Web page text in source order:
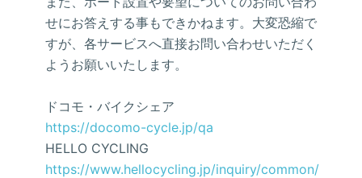
せにお答えする事もできかねます。大変恐縮で
すが、各サービスへ直接お問い合わせいただく
ようお願いいたします。
ドコモ・バイクシェア
https://docomo-cycle.jp/qa
HELLO CYCLING
https://www.hellocycling.jp/inquiry/common/